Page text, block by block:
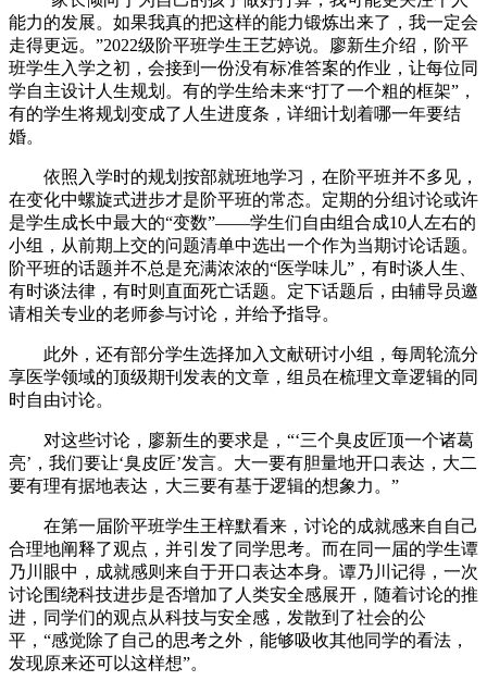
能力的发展。如果我真的把这样的能力锻炼出来了，我一定会
走得更远。”2022级阶平班学生王艺婷说。廖新生介绍，阶平
班学生入学之初，会接到一份没有标准答案的作业，让每位同
学自主设计人生规划。有的学生给未来“打了一个粗的框架”，
有的学生将规划变成了人生进度条，详细计划着哪一年要结
婚。
依照入学时的规划按部就班地学习，在阶平班并不多见，
在变化中螺旋式进步才是阶平班的常态。定期的分组讨论或许
是学生成长中最大的“变数”——学生们自由组合成10人左右的
小组，从前期上交的问题清单中选出一个作为当期讨论话题。
阶平班的话题并不总是充满浓浓的“医学味儿”，有时谈人生、
有时谈法律，有时则直面死亡话题。定下话题后，由辅导员邀
请相关专业的老师参与讨论，并给予指导。
此外，还有部分学生选择加入文献研讨小组，每周轮流分
享医学领域的顶级期刊发表的文章，组员在梳理文章逻辑的同
时自由讨论。
对这些讨论，廖新生的要求是，“‘三个臭皮匠顶一个诸葛
亮’，我们要让‘臭皮匠’发言。大一要有胆量地开口表达，大二
要有理有据地表达，大三要有基于逻辑的想象力。”
在第一届阶平班学生王梓默看来，讨论的成就感来自自己
合理地阐释了观点，并引发了同学思考。而在同一届的学生谭
乃川眼中，成就感则来自于开口表达本身。谭乃川记得，一次
讨论围绕科技进步是否增加了人类安全感展开，随着讨论的推
进，同学们的观点从科技与安全感，发散到了社会的公
平，“感觉除了自己的思考之外，能够吸收其他同学的看法，
发现原来还可以这样想”。